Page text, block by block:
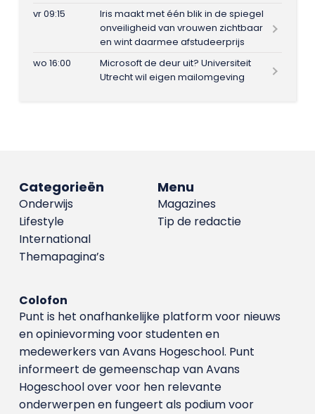
vr 09:15
Iris maakt met één blik in de spiegel
onveiligheid van vrouwen zichtbaar
en wint daarmee afstudeerprijs
wo 16:00
Microsoft de deur uit? Universiteit
Utrecht wil eigen mailomgeving
Menu
Magazines
Tip de redactie
Categorieën
Onderwijs
Lifestyle
International
Themapagina’s
Colofon
Punt is het onafhankelijke platform voor nieuws
en opinievorming voor studenten en
medewerkers van Avans Hoge­school. Punt
informeert de gemeenschap van Avans
Hogeschool over voor hen relevante
onderwerpen en fungeert als podium voor